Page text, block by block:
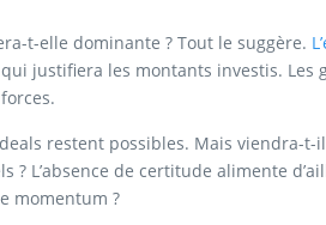
t-elle dominante ? Tout le suggère.
justifiera les montants investis. Les
restent possibles. Mais viendra-
? L’absence de certitude alimente
momentum ?